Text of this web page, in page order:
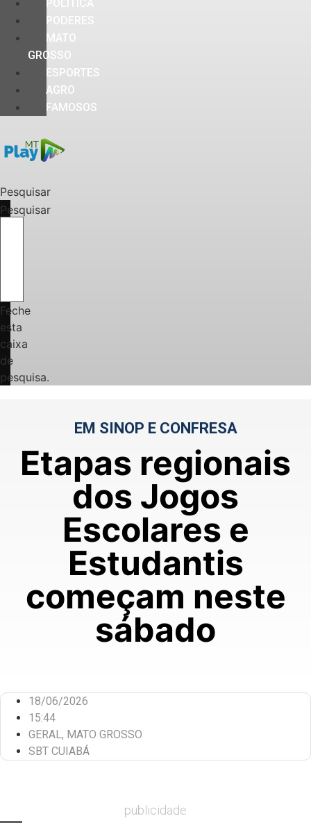
PODERES
MATO
GROSSO
ESPORTES
AGRO
FAMOSOS
Pesquisar
Pesquisar
Feche
esta
caixa
de
pesquisa.
EM SINOP E CONFRESA
Etapas regionais
dos Jogos
Escolares e
Estudantis
começam neste
sábado
18/06/2026
15:44
GERAL, MATO GROSSO
SBT CUIABÁ
publicidade